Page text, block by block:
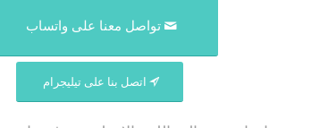
تواصل معنا على واتساب
اتصل بنا على تيليجرام